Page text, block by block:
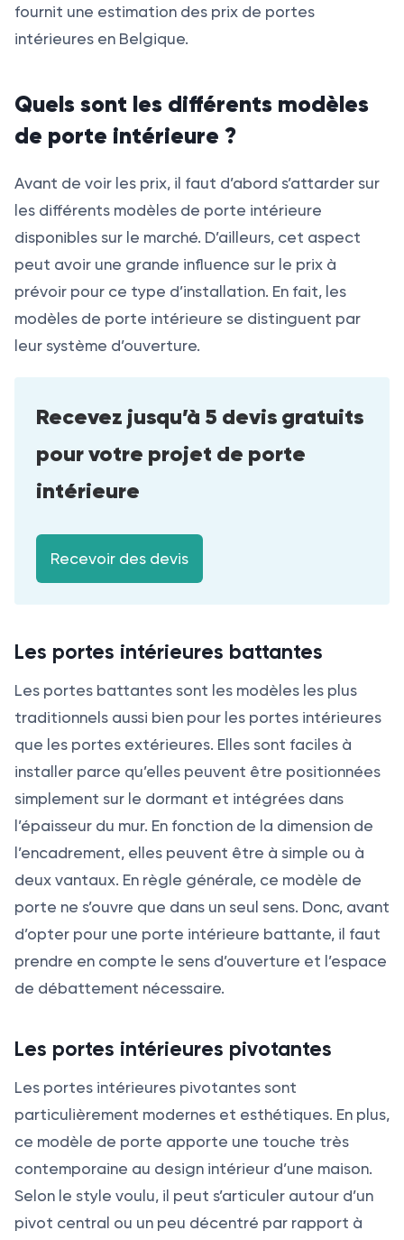
fournit une estimation des prix de portes
intérieures en Belgique.
Quels sont les différents modèles
de porte intérieure ?
Avant de voir les prix, il faut d’abord s’attarder sur
les différents modèles de porte intérieure
disponibles sur le marché. D’ailleurs, cet aspect
peut avoir une grande influence sur le prix à
prévoir pour ce type d’installation. En fait, les
modèles de porte intérieure se distinguent par
leur système d’ouverture.
Recevez jusqu’à 5 devis gratuits
pour votre projet de porte
intérieure
Recevoir des devis
Les portes intérieures battantes
Les portes battantes sont les modèles les plus
traditionnels aussi bien pour les portes intérieures
que les portes extérieures. Elles sont faciles à
installer parce qu’elles peuvent être positionnées
simplement sur le dormant et intégrées dans
l’épaisseur du mur. En fonction de la dimension de
l’encadrement, elles peuvent être à simple ou à
deux vantaux. En règle générale, ce modèle de
porte ne s’ouvre que dans un seul sens. Donc, avant
d’opter pour une porte intérieure battante, il faut
prendre en compte le sens d’ouverture et l’espace
de débattement nécessaire.
Les portes intérieures pivotantes
Les portes intérieures pivotantes sont
particulièrement modernes et esthétiques. En plus,
ce modèle de porte apporte une touche très
contemporaine au design intérieur d’une maison.
Selon le style voulu, il peut s’articuler autour d’un
pivot central ou un peu décentré par rapport à